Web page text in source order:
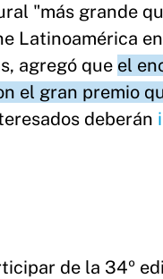
"más grande
Latinoamérica
agregó que el
el gran premio
deberán
de la 34º